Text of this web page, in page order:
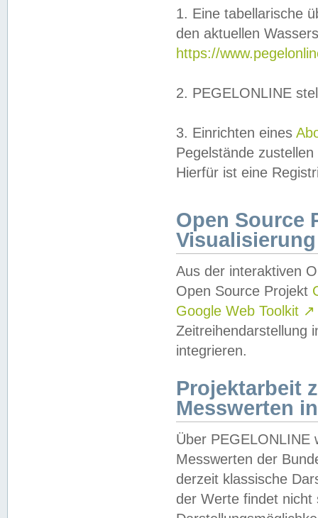
1. Eine tabellarische
den aktuellen
https://
2. PEGELONLINE
3. Einrichten eines
Pegelstände
Hierfür ist eine
Open Source
Visualisierung
Aus der interaktiven
Open Source Projekt
Google Web Toolkit ↗
Zeitreihendarstellung
integrieren.
Projektarbeit
Messwerten
Über PEGELONLINE
Messwerten der
derzeit klassische
der Werte findet